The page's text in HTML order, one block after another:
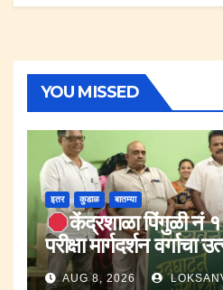
YOU MISSED
इतर कुडाळ बातम्या
केंद्रशाळा पिंगुळी नं १
परीक्षा मार्गदर्शन वर्गाचा
AUG 8, 2026